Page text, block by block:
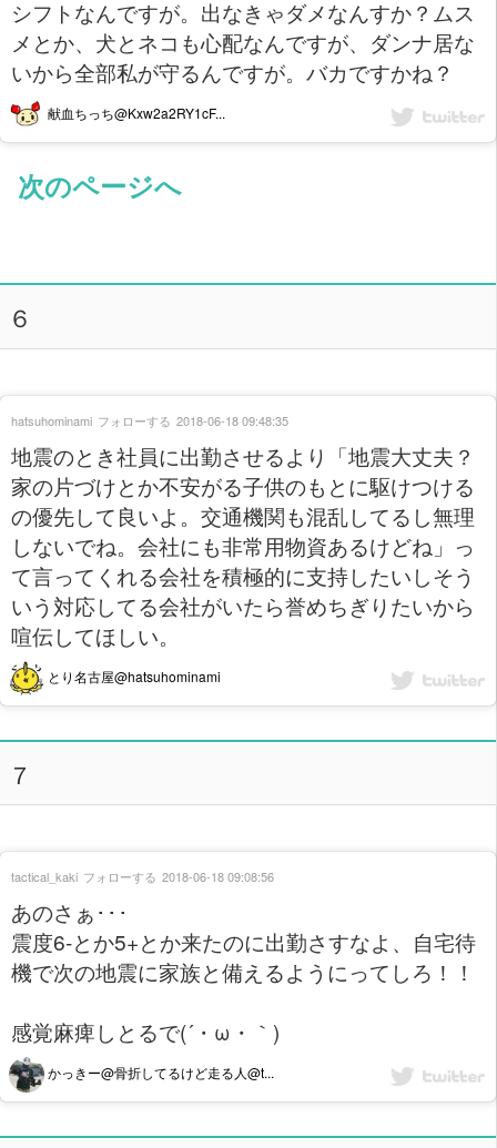
シフトなんですが。出なきゃダメなんすか？ムス
メとか、犬とネコも心配なんですが、ダンナ居な
いから全部私が守るんですが。バカですかね？
献血ちっち@Kxw2a2RY1cF...
次のページへ
６
地震のとき社員に出勤させるより「地震大丈夫？
家の片づけとか不安がる子供のもとに駆けつける
の優先して良いよ。交通機関も混乱してるし無理
しないでね。会社にも非常用物資あるけどね」っ
て言ってくれる会社を積極的に支持したいしそう
いう対応してる会社がいたら誉めちぎりたいから
喧伝してほしい。
とり名古屋@hatsuhominami
hatsuhominami フォローする 2018-06-18 09:48:35
７
あのさぁ･･･
震度6-とか5+とか来たのに出勤さすなよ、自宅待
機で次の地震に家族と備えるようにってしろ！！
感覚麻痺しとるで(´・ω・｀)
かっきー@骨折してるけど走る人@t...
tactical_kaki フォローする 2018-06-18 09:08:56